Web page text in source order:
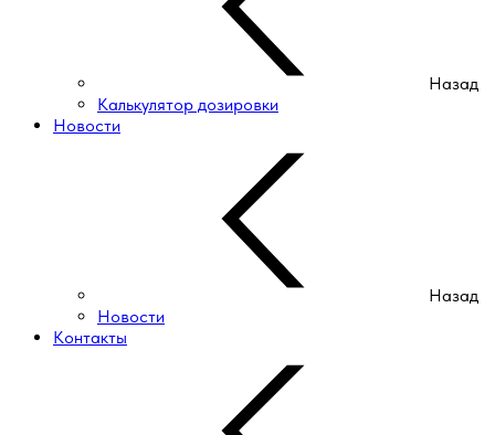
Назад
Калькулятор дозировки
Новости
Назад
Новости
Контакты